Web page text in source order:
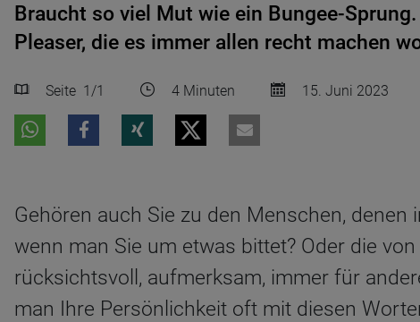
Braucht so viel Mut wie ein Bungee-
Pleaser, die es immer allen recht machen
Seite 1 /1 4 Minuten 15. Juni 2023
Gehören auch Sie zu den Menschen, denen
wenn man Sie um etwas bittet? Oder die
rücksichtsvoll, aufmerksam, immer für
man Ihre Persönlichkeit oft mit diesen